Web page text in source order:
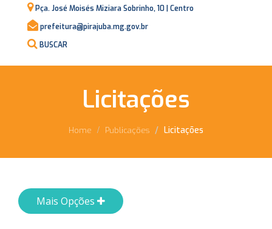
Pça. José Moisés Miziara Sobrinho, 10 | Centro
prefeitura@pirajuba.mg.gov.br
BUSCAR
Licitações
Home Publicações Licitações
Mais Opções